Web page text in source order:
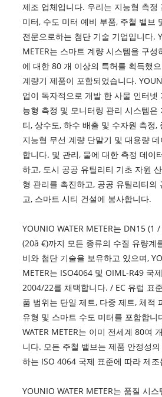
제조 업체입니다. 우리는 지능형 측정
미터, 수도 미터 예비 부품, 주철 밸브
전문으로하는 첨단 기술 기업입니다.
METER는 스마트 계량 시스템을 구
에 대한 80 개 이상의 특허를 획득했
계량기 제품이 포함되었습니다.
업이 독자적으로 개발 한 사물 인터넷
능형 측정 및 모니터링 관리 시스템은
티, 상수도, 하수 배출 및 수자원 측정,
지능형 무선 계량 단말기 및 대용량
합니다. 및 관리, 물에 대한 측정 데이
하고, 도시 공공 유틸리티 기초 자원
형 관리를 촉진하고, 공공 유틸리티의
고, 스마트 시티 건설에 봉사합니다.
YOUNIO WATER METER는 DN15 (1
(20â €)까지 모든 종류의 수질 유량계
비와 첨단 기술을 보유하고 있으며,
METER는 ISO4064 및 OIML-R49 국
2004/22를 채택합니다. / EC 유럽 표
품 범위는 단일 제트, 다중 제트, 체적
유형 및 스마트 수도 미터를 포함합니
WATER METER는 이미 전세계 80여
니다. 모든 주철 밸브는 제품 안정성
하는 ISO 4064 국제 표준에 따라 제조
YOUNIO WATER METER는 품질 시